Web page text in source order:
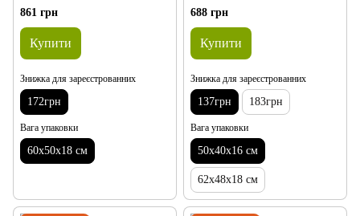
861 грн
Купити
Знижка для зареєстрованних
172грн
Вага упаковки
60х50х18 см
688 грн
Купити
Знижка для зареєстрованних
137грн 183грн
Вага упаковки
50х40х16 см
62х48х18 см